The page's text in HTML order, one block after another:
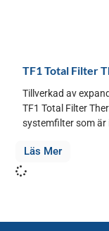
TF1 Total Filter
Tillverkad av
TF1 Total Filter
systemfilter som är
Läs Mer